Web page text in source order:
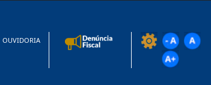
OUVIDORIA